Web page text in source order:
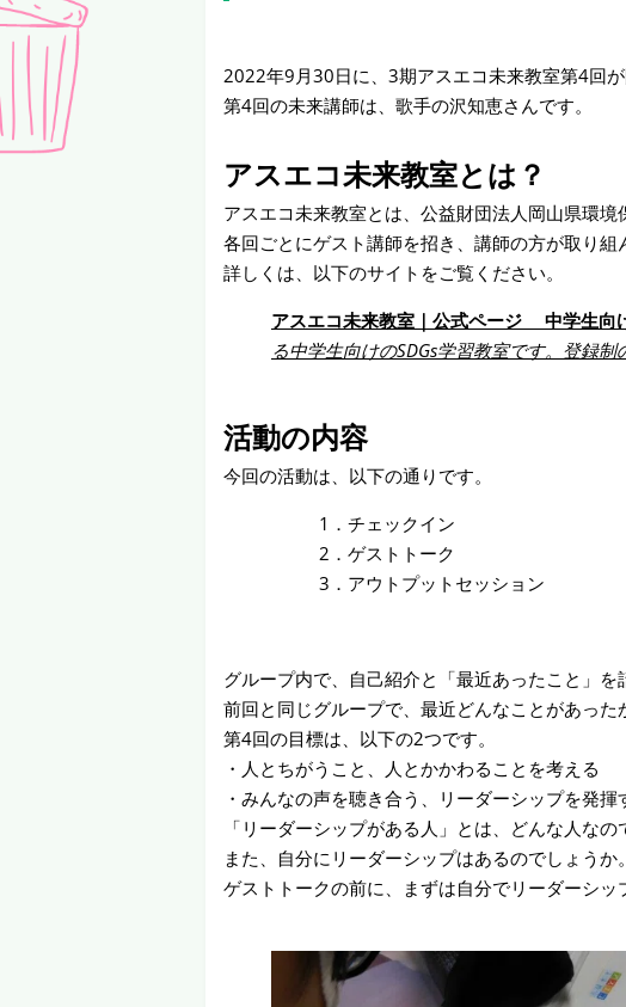
2022年9月30日に、3期アスエコ未来教室第4回が
第4回の未来講師は、歌手の沢知恵さんです。
アスエコ未来教室とは？
アスエコ未来教室とは、公益財団法人岡山県環
各回ごとにゲスト講師を招き、講師の方が取り
詳しくは、以下のサイトをご覧ください。
アスエコ未来教室｜公式ページ 中学生向
る中学生向けのSDGs学習教室です。登録制
活動の内容
今回の活動は、以下の通りです。
1．チェックイン
2．ゲストトーク
3．アウトプットセッション
グループ内で、自己紹介と「最近あったこと」を
前回と同じグループで、最近どんなことがあっ
第4回の目標は、以下の2つです。
・人とちがうこと、人とかかわることを考える
・みんなの声を聴き合う、リーダーシップを発揮
「リーダーシップがある人」とは、どんな人なの
また、自分にリーダーシップはあるのでしょうか。
ゲストトークの前に、まずは自分でリーダーシッ